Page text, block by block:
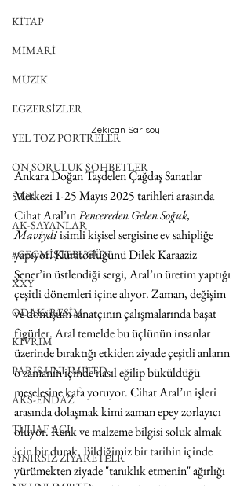
KİTAP
MİMARİ
MÜZİK
EGZERSİZLER
YEL TOZ PORTRELER
ON SORULUK SOHBETLER
500K
AK-SAYANLAR
#GEÇMİŞTEBUGÜN
XXY
ODAK: RESİM
KIVRIM
PARIS UNLIMITED
AKS-ENDAZ
TUHAF AÇI
SINIRSIZ ZİYARETLER
Zekican Sarısoy
Ankara Doğan Taşdelen Çağdaş Sanatlar
Merkezi 1-25 Mayıs 2025 tarihleri arasında
Cihat Aral’ın Pencereden Gelen Soğuk,
Maviydi isimli kişisel sergisine ev sahipliğe
yapıyor. Küratörlüğünü Dilek Karaaziz
Şener’in üstlendiği sergi, Aral’ın üretim yaptığı
çeşitli dönemleri içine alıyor. Zaman, değişim
ve dönüşüm sanatçının çalışmalarında başat
figürler. Aral temelde bu üçlünün insanlar
üzerinde bıraktığı etkiden ziyade çeşitli anların
o zamanın içinde nasıl eğilip büküldüğü
meselesine kafa yoruyor. Cihat Aral’ın işleri
arasında dolaşmak kimi zaman epey zorlayıcı
oluyor. Renk ve malzeme bilgisi soluk almak
için bir durak. Bildiğimiz bir tarihin içinde
yürümekten ziyade "tanıklık etmenin" ağırlığı